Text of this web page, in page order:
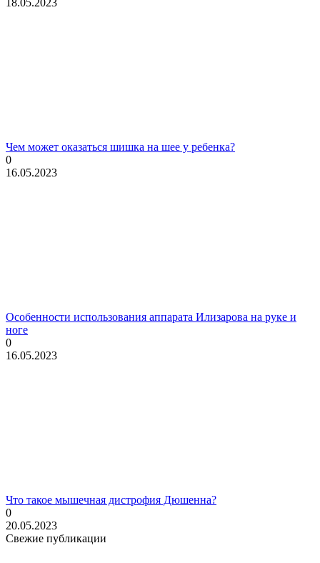
Чем может оказаться шишка на шее у ребенка?
0
16.05.2023
Особенности использования аппарата Илизарова на руке и
ноге
0
16.05.2023
Что такое мышечная дистрофия Дюшенна?
0
20.05.2023
Свежие публикации